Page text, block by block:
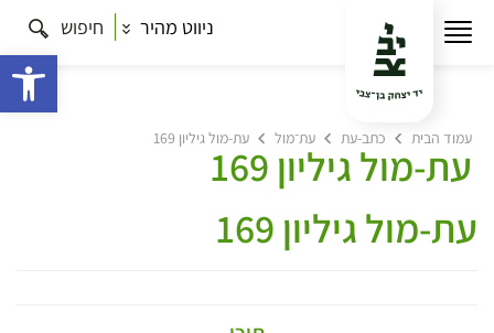
ניווט מהיר חיפוש
עמוד הבית כתב-עת עת־מול עת-מול גיליון 169
עת-מול גיליון 169
עת-מול גיליון 169